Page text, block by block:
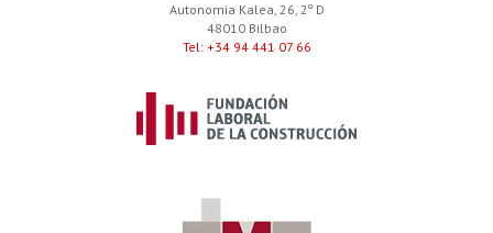
Autonomia Kalea, 26, 2º D
48010 Bilbao
Tel: +34 94 441 07 66